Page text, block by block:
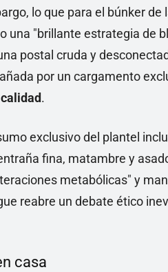
lo que para el búnker de
una "brillante estrategia de
postal cruda y
por un cargamento
.
exclusivo del plantel
fina, matambre y
metabólicas" y
reabre un debate ético
casa